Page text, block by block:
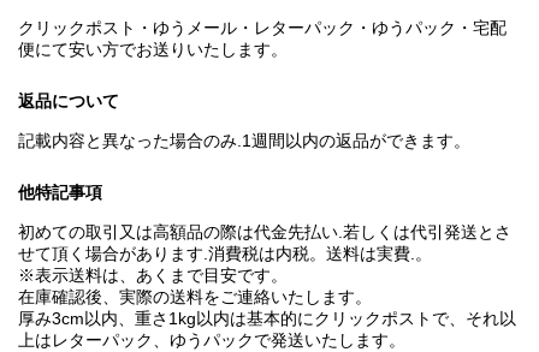
クリックポスト・ゆうメール・レターパック・ゆうパック・宅配
便にて安い方でお送りいたします。
返品について
記載内容と異なった場合のみ.1週間以内の返品ができます。
他特記事項
初めての取引又は高額品の際は代金先払い.若しくは代引発送とさ
せて頂く場合があります.消費税は内税。送料は実費.。
※表示送料は、あくまで目安です。
在庫確認後、実際の送料をご連絡いたします。
厚み3cm以内、重さ1kg以内は基本的にクリックポストで、それ以
上はレターパック、ゆうパックで発送いたします。